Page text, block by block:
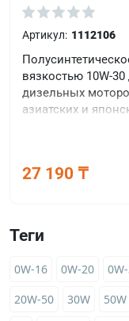
Теги
0W-16 0W-20
20W-50
30W 50W
Артикул: 1112106
вязкостью 10W-
дизельных
азиатских и
27 190 ₸